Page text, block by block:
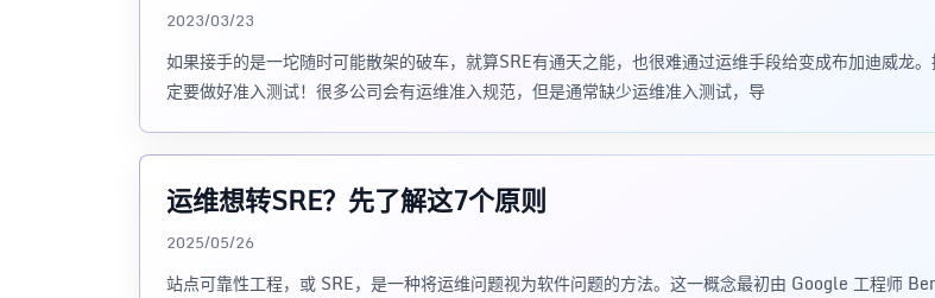
2023/03/23
如果接手的是一坨随时可能散架的破车，就算SRE有通天之能，也很难通过运维手段给变成布加迪威龙
定要做好准入测试！很多公司会有运维准入规范，但是通常缺少运维准入测试，导
运维想转SRE？先了解这7个原则
2025/05/26
站点可靠性工程，或 SRE，是一种将运维问题视为软件问题的方法。这一概念最初由 Google 工程师